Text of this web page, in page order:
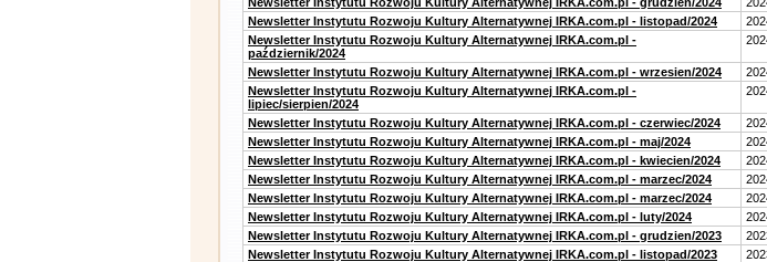
Newsletter Instytutu Rozwoju Kultury Alternatywnej IRKA.com.pl - listopad/2024
Newsletter Instytutu Rozwoju Kultury Alternatywnej IRKA.com.pl -
październik/2024
Newsletter Instytutu Rozwoju Kultury Alternatywnej IRKA.com.pl - wrzesien/2024
Newsletter Instytutu Rozwoju Kultury Alternatywnej IRKA.com.pl -
lipiec/sierpien/2024
Newsletter Instytutu Rozwoju Kultury Alternatywnej IRKA.com.pl - czerwiec/2024
Newsletter Instytutu Rozwoju Kultury Alternatywnej IRKA.com.pl - maj/2024
Newsletter Instytutu Rozwoju Kultury Alternatywnej IRKA.com.pl - kwiecien/2024
Newsletter Instytutu Rozwoju Kultury Alternatywnej IRKA.com.pl - marzec/2024
Newsletter Instytutu Rozwoju Kultury Alternatywnej IRKA.com.pl - marzec/2024
Newsletter Instytutu Rozwoju Kultury Alternatywnej IRKA.com.pl - luty/2024
Newsletter Instytutu Rozwoju Kultury Alternatywnej IRKA.com.pl - grudzien/2023
Newsletter Instytutu Rozwoju Kultury Alternatywnej IRKA.com.pl - listopad/2023